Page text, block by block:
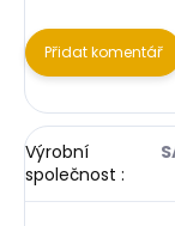
Přidat komentář
Výrobní
společnost :